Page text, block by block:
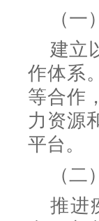
（
建立
作体系
等合作
力资源
平台。
（
推进